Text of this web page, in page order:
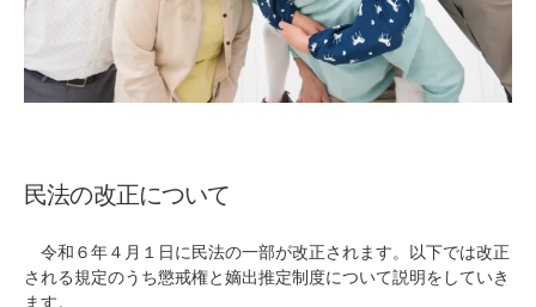
民法の改正について
令和６年４月１日に民法の一部が改正されます。以下では改正
される規定のうち懲戒権と嫡出推定制度について説明をしていき
ます。